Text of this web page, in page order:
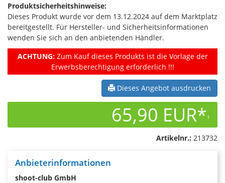
Produktsicherheitshinweise:
Dieses Produkt wurde vor dem 13.12.2024 auf dem Marktplatz
bereitgestellt. Für Hersteller- und Sicherheitsinformationen
wenden Sie sich an den anbietenden Händler.
ACHTUNG:Zum Kauf dieses Produkts ist die Vorlage der
Erwerbsberechtigung erforderlich !!!
Dieses Angebot ausdrucken
65,90 EUR*1
Artikelnr.: 213732
Anbieterinformationen
shoot-club GmbH